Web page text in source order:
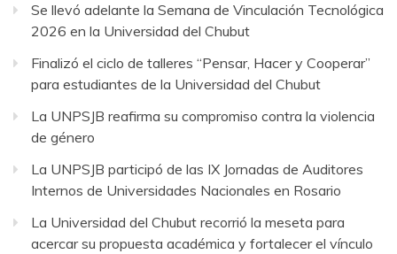
Se llevó adelante la Semana de Vinculación Tecnológica
2026 en la Universidad del Chubut
Finalizó el ciclo de talleres “Pensar, Hacer y Cooperar”
para estudiantes de la Universidad del Chubut
La UNPSJB reafirma su compromiso contra la violencia
de género
La UNPSJB participó de las IX Jornadas de Auditores
Internos de Universidades Nacionales en Rosario
La Universidad del Chubut recorrió la meseta para
acercar su propuesta académica y fortalecer el vínculo